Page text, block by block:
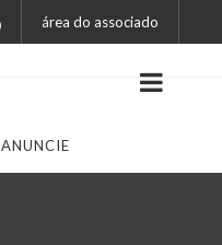
área do associado
ANUNCIE